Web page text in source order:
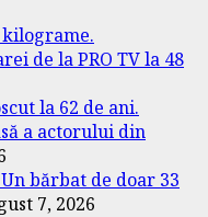
kilograme.
de la PRO TV la 48
la 62 de ani.
a actorului din
bărbat de doar 33
7, 2026